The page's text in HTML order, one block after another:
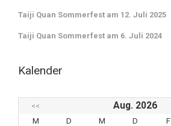
Taiji Quan Sommerfest am 12. Juli 2025
Taiji Quan Sommerfest am 6. Juli 2024
Kalender
<< Aug. 2026
M
D M D F